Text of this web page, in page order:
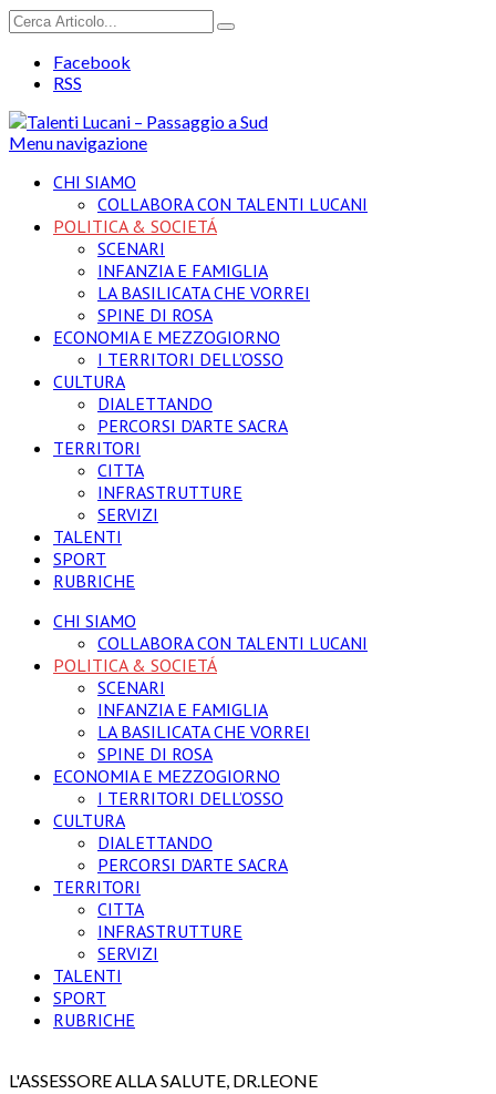
Facebook
RSS
Menu navigazione
CHI SIAMO
COLLABORA CON TALENTI LUCANI
POLITICA & SOCIETÁ
SCENARI
INFANZIA E FAMIGLIA
LA BASILICATA CHE VORREI
SPINE DI ROSA
ECONOMIA E MEZZOGIORNO
I TERRITORI DELL’OSSO
CULTURA
DIALETTANDO
PERCORSI D’ARTE SACRA
TERRITORI
CITTA
INFRASTRUTTURE
SERVIZI
TALENTI
SPORT
RUBRICHE
CHI SIAMO
COLLABORA CON TALENTI LUCANI
POLITICA & SOCIETÁ
SCENARI
INFANZIA E FAMIGLIA
LA BASILICATA CHE VORREI
SPINE DI ROSA
ECONOMIA E MEZZOGIORNO
I TERRITORI DELL’OSSO
CULTURA
DIALETTANDO
PERCORSI D’ARTE SACRA
TERRITORI
CITTA
INFRASTRUTTURE
SERVIZI
TALENTI
SPORT
RUBRICHE
L'ASSESSORE ALLA SALUTE, DR.LEONE